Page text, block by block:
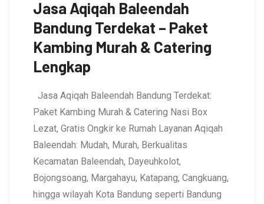
Jasa Aqiqah Baleendah
Bandung Terdekat – Paket
Kambing Murah & Catering
Lengkap
Jasa Aqiqah Baleendah Bandung Terdekat:
Paket Kambing Murah & Catering Nasi Box
Lezat, Gratis Ongkir ke Rumah Layanan Aqiqah
Baleendah: Mudah, Murah, Berkualitas
Kecamatan Baleendah, Dayeuhkolot,
Bojongsoang, Margahayu, Katapang, Cangkuang,
hingga wilayah Kota Bandung seperti Bandung